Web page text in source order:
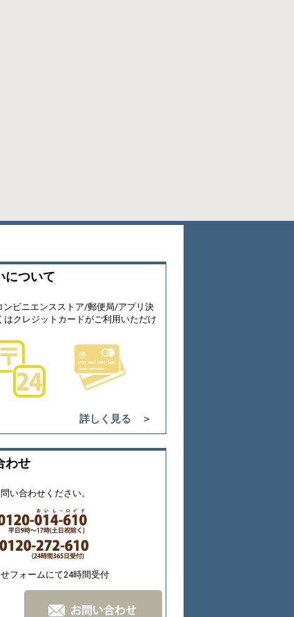
について
ンビニエンスストア/郵便局/アプリ決
はクレジットカードがご利用いただけ
詳しく見る ＞
わせ
い合わせください。
フォームにて24時間受付